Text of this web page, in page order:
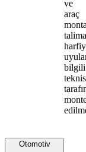
ve
araç
bilgili
Otomotiv